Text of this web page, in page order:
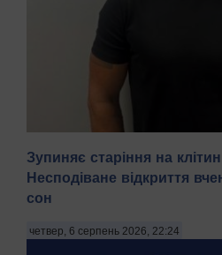
років за підозрою у груповому
Зупиняє старіння на
Несподіване відкриття
сон
четвер, 6 серпень 2026, 22:24